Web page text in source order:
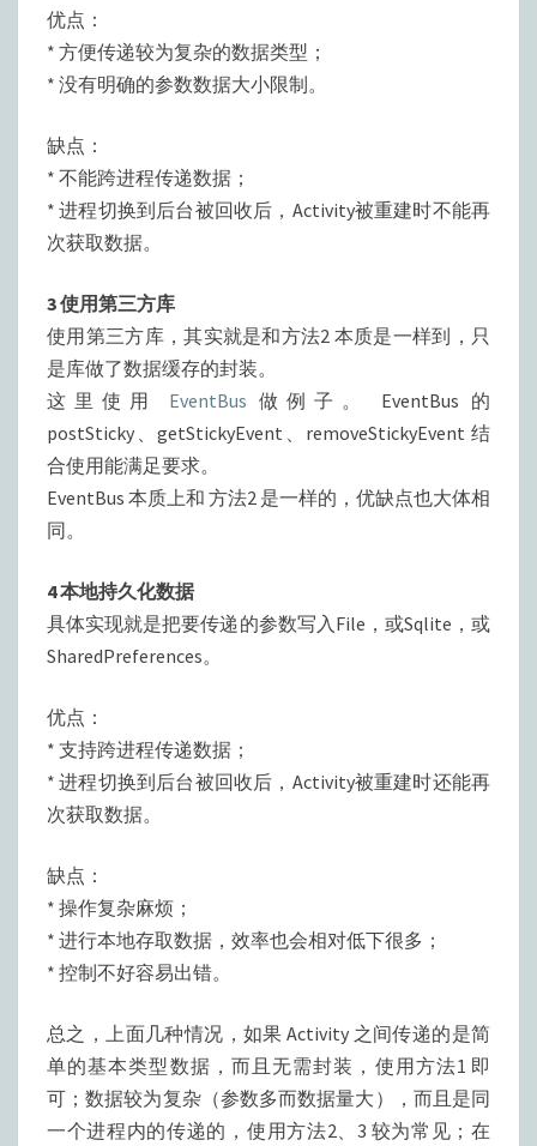
优点：
* 方便传递较为复杂的数据类型；
* 没有明确的参数数据大小限制。
缺点：
* 不能跨进程传递数据；
* 进程切换到后台被回收后，Activity被重建时不能再
次获取数据。
3 使用第三方库
使用第三方库，其实就是和方法2 本质是一样到，只
是库做了数据缓存的封装。
这里使用 EventBus 做例子。 EventBus 的
postSticky、getStickyEvent、removeStickyEvent 结
合使用能满足要求。
EventBus 本质上和 方法2 是一样的，优缺点也大体相
同。
4 本地持久化数据
具体实现就是把要传递的参数写入File，或Sqlite，或
SharedPreferences。
优点：
* 支持跨进程传递数据；
* 进程切换到后台被回收后，Activity被重建时还能再
次获取数据。
缺点：
* 操作复杂麻烦；
* 进行本地存取数据，效率也会相对低下很多；
* 控制不好容易出错。
总之，上面几种情况，如果 Activity 之间传递的是简
单的基本类型数据，而且无需封装，使用方法1 即
可；数据较为复杂（参数多而数据量大），而且是同
一个进程内的传递的，使用方法2、3 较为常见；在